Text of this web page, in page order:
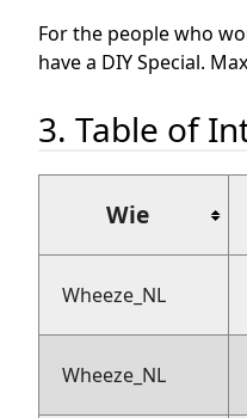
For the people who
have a DIY Special.
3. Table of
Wie
Wheeze_NL
Wheeze_NL